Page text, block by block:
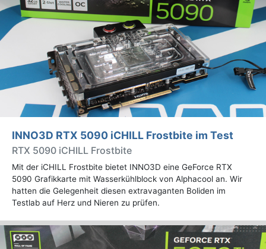
INNO3D RTX 5090 iCHILL Frostbite im Test
RTX 5090 iCHILL Frostbite
Mit der iCHILL Frostbite bietet INNO3D eine GeForce RTX
5090 Grafikkarte mit Wasserkühlblock von Alphacool an. Wir
hatten die Gelegenheit diesen extravaganten Boliden im
Testlab auf Herz und Nieren zu prüfen.